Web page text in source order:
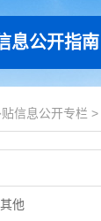
息公开指南
信息公开专栏 >
他